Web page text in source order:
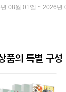
08월 01일 ~ 2026년
품의 특별 구성